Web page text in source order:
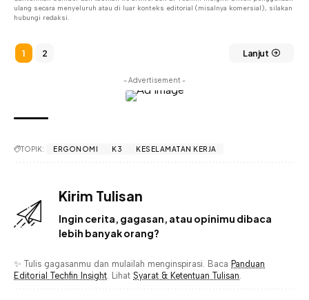
ulang secara menyeluruh atau di luar konteks editorial (misalnya komersial), silakan
hubungi redaksi.
1 2 Lanjut
- Advertisement -
TOPIK: ERGONOMI K3 KESELAMATAN KERJA
Kirim Tulisan
Ingin cerita, gagasan, atau opinimu dibaca
lebih banyak orang?
✨ Tulis gagasanmu dan mulailah menginspirasi. Baca Panduan
Editorial Techfin Insight. Lihat Syarat & Ketentuan Tulisan.